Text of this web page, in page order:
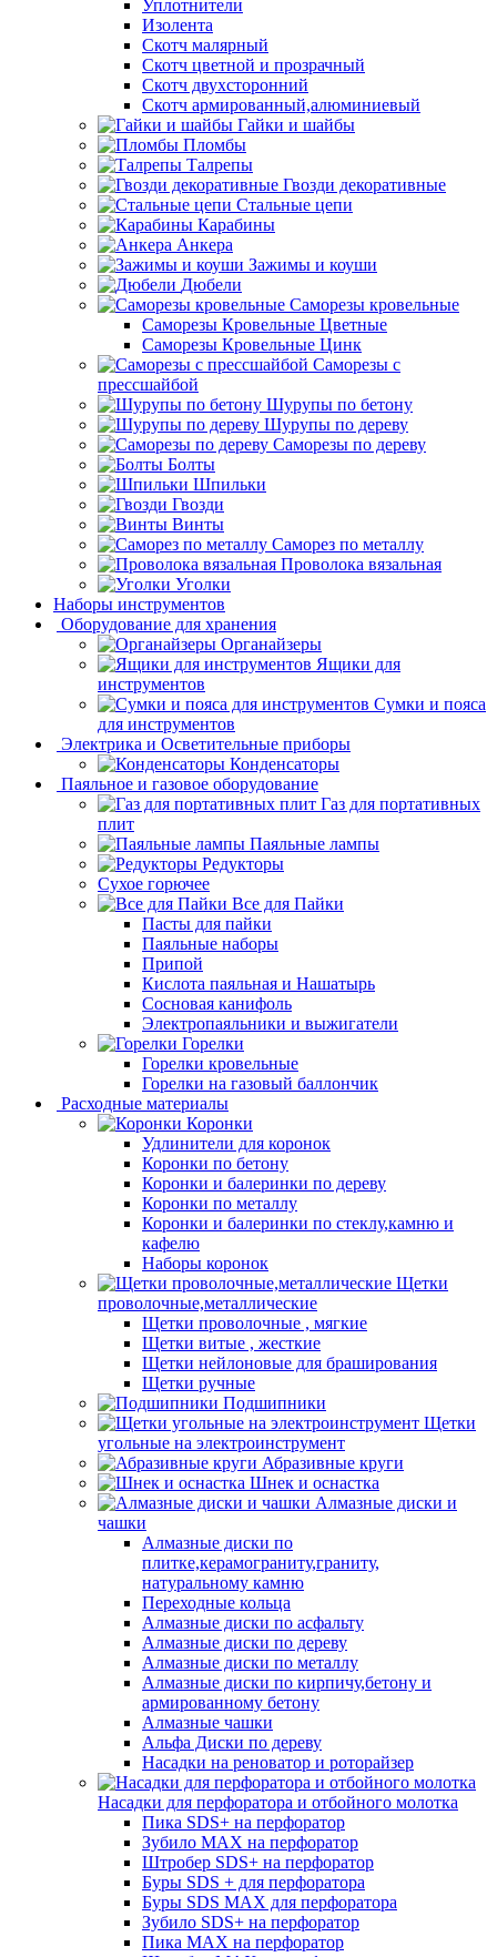
Уплотнители
Изолента
Скотч малярный
Скотч цветной и прозрачный
Скотч двухсторонний
Скотч армированный,алюминиевый
Гайки и шайбы
Пломбы
Талрепы
Гвозди декоративные
Стальные цепи
Карабины
Анкера
Зажимы и коуши
Дюбели
Саморезы кровельные
Саморезы Кровельные Цветные
Саморезы Кровельные Цинк
Саморезы с
прессшайбой
Шурупы по бетону
Шурупы по дереву
Саморезы по дереву
Болты
Шпильки
Гвозди
Винты
Саморез по металлу
Проволока вязальная
Уголки
Наборы инструментов
Оборудование для хранения
Органайзеры
Ящики для
инструментов
Сумки и пояса
для инструментов
Электрика и Осветительные приборы
Конденсаторы
Паяльное и газовое оборудование
Газ для портативных
плит
Паяльные лампы
Редукторы
Сухое горючее
Все для Пайки
Пасты для пайки
Паяльные наборы
Припой
Кислота паяльная и Нашатырь
Сосновая канифоль
Электропаяльники и выжигатели
Горелки
Горелки кровельные
Горелки на газовый баллончик
Расходные материалы
Коронки
Удлинители для коронок
Коронки по бетону
Коронки и балеринки по дереву
Коронки по металлу
Коронки и балеринки по стеклу,камню и
кафелю
Наборы коронок
Щетки
проволочные,металлические
Щетки проволочные , мягкие
Щетки витые , жесткие
Щетки нейлоновые для браширования
Щетки ручные
Подшипники
Щетки
угольные на электроинструмент
Абразивные круги
Шнек и оснастка
Алмазные диски и
чашки
Алмазные диски по
плитке,керамограниту,граниту,
натуральному камню
Переходные кольца
Алмазные диски по асфальту
Алмазные диски по дереву
Алмазные диски по металлу
Алмазные диски по кирпичу,бетону и
армированному бетону
Алмазные чашки
Альфа Диски по дереву
Насадки на реноватор и роторайзер
Насадки для перфоратора и отбойного молотка
Пика SDS+ на перфоратор
Зубило MAX на перфоратор
Штробер SDS+ на перфоратор
Буры SDS + для перфоратора
Буры SDS MAX для перфоратора
Зубило SDS+ на перфоратор
Пика MAX на перфоратор